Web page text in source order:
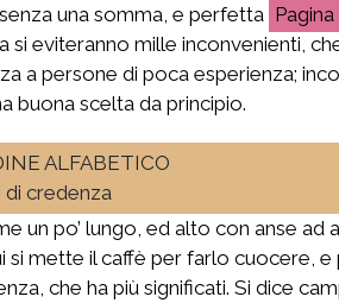
una somma, e perfetta
si eviteranno mille inconvenienti,
a persone di poca esperienza;
buona scelta da principio.
ALFABETICO
di credenza
un po’ lungo, ed alto con anse
si mette il caffè per farlo cuocere, e
che ha più significati. Si dice